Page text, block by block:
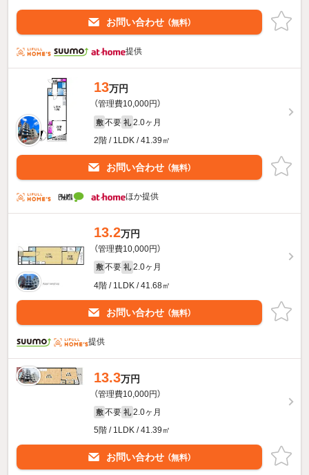
お問い合わせ （無料）
提供
13万円
（管理費10,000円）
敷 不要 礼 2.0ヶ月
2階 / 1LDK / 41.39㎡
お問い合わせ （無料）
ほか提供
13.2万円
（管理費10,000円）
敷 不要 礼 2.0ヶ月
4階 / 1LDK / 41.68㎡
お問い合わせ （無料）
提供
13.3万円
（管理費10,000円）
敷 不要 礼 2.0ヶ月
5階 / 1LDK / 41.39㎡
お問い合わせ （無料）